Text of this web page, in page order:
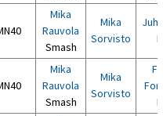
Mika
Rauvola
Smash
Mika
Sorvisto
Mika
Rauvola
Smash
Mika
Sorvisto